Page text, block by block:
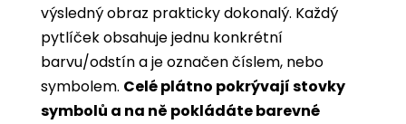
výsledný obraz prakticky dokonalý. Každý
pytlíček obsahuje jednu konkrétní
barvu/odstín a je označen číslem, nebo
symbolem. Celé plátno pokrývají stovky
symbolů a na ně pokládáte barevné